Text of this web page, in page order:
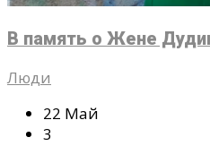
В память о Жене
Люди
22 Май
3